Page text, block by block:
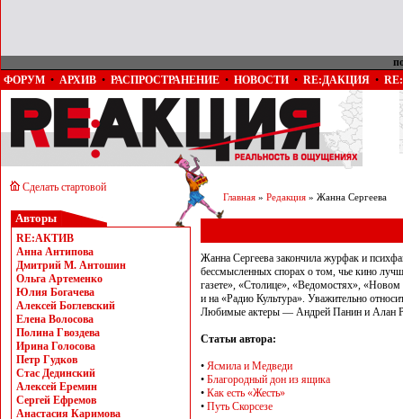
ФОРУМ • АРХИВ • РАСПРОСТРАНЕНИЕ • НОВОСТИ • RE:ДАКЦИЯ •
Сделать стартовой
Авторы
RE:АКТИВ
Анна Антипова
Дмитрий М. Антошин
Ольга Артеменко
Юлия Богачева
Алексей Боглевский
Елена Волосова
Полина Гвоздева
Ирина Голосова
Петр Гудков
Стас Дединский
Алексей Еремин
Сергей Ефремов
Анастасия Каримова
Главная » Редакция » Жанна Сергеева
Жанна Сергеева закончила журфак и
бессмысленных спорах о том, чье кино
газете», «Столице», «Ведомостях»,
и на «Радио Культура». Уважительно
Любимые актеры — Андрей Панин и Алан
Статьи автора:
• Ясмила и Медведи
• Благородный дон из ящика
• Как есть «Жесть»
• Путь Скорсезе